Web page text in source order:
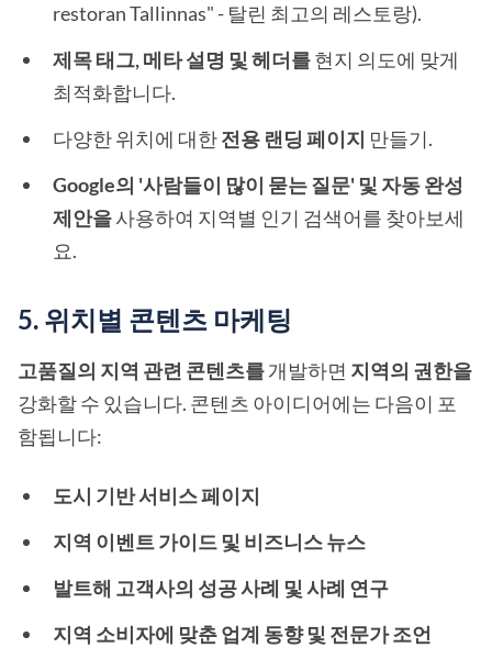
restoran Tallinnas" - 탈린 최고의 레스토랑).
제목 태그, 메타 설명 및 헤더를현지 의도에 맞게
최적화합니다.
다양한 위치에 대한전용 랜딩 페이지 만들기.
Google의 '사람들이 많이 묻는 질문' 및 자동 완성
제안을사용하여 지역별 인기 검색어를 찾아보세
요.
5. 위치별 콘텐츠 마케팅
고품질의 지역 관련 콘텐츠를개발하면 지역의 권한을
강화할 수 있습니다. 콘텐츠 아이디어에는 다음이 포
함됩니다:
도시 기반 서비스 페이지
지역 이벤트 가이드 및 비즈니스 뉴스
발트해 고객사의 성공 사례 및 사례 연구
지역 소비자에 맞춘 업계 동향 및 전문가 조언